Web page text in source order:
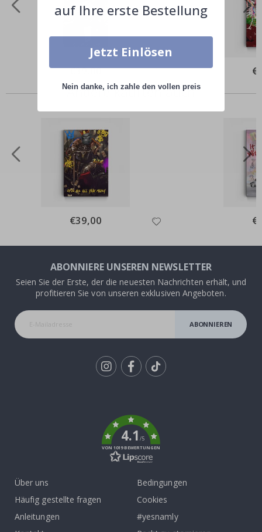
Special
€39,00
Andere kauften auch
Special
Price
€39,00
ABONNIERE UNSEREN NEWSLETTER
Seien Sie der Erste, der die neuesten Nachrichten erhält, und
profitieren Sie von unseren exklusiven Angeboten.
ABONNIEREN
4.1/5
VON 1019 BEWERTUNGEN
Über uns
Häufig gestellte fragen
Anleitungen
Bedingungen
Cookies
#yesnamly
auf Ihre erste Bestellung
Jetzt Einlösen
Nein danke, ich zahle den vollen preis